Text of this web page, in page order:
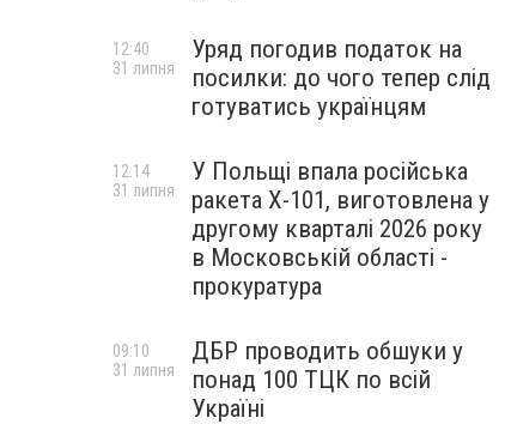
Уряд погодив податок на
посилки: до чого тепер слід
готуватись українцям
12:40
31 липня
У Польщі впала російська
ракета X-101, виготовлена у
другому кварталі 2026 року
в Московській області -
прокуратура
12:14
31 липня
ДБР проводить обшуки у
понад 100 ТЦК по всій
Україні
09:10
31 липня